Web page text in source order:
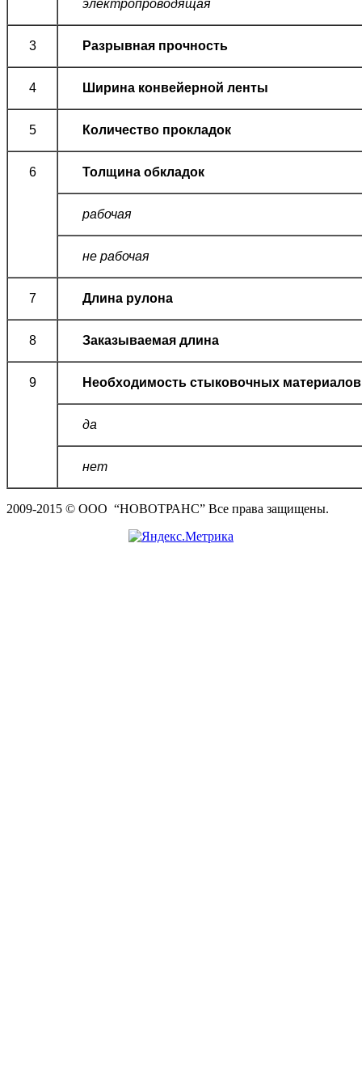
электропроводящая
3 Разрывная прочность
4 Ширина конвейерной ленты
5 Количество прокладок
6 Толщина обкладок
рабочая
не рабочая
7 Длина рулона
8 Заказываемая длина
9 Необходимость стыковочных материалов
да
нет
2009-2015 © ООО “НОВОТРАНС” Все права защищены.